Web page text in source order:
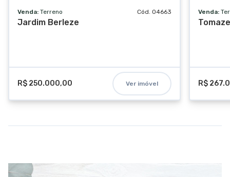
Venda: Terreno Cód. 04663
Jardim Berleze
R$ 250.000,00 Ver imóvel
Venda:
R$